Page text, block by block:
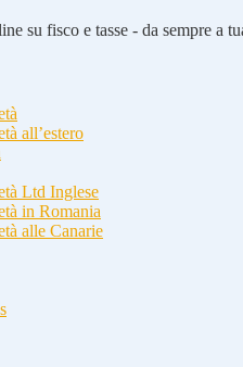
su fisco e tasse - da sempre a
all’estero
Ltd Inglese
in Romania
alle Canarie